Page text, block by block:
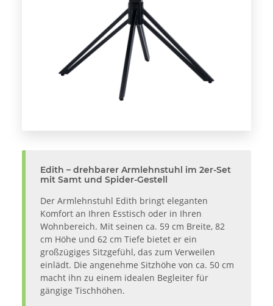
Edith – drehbarer Armlehnstuhl im 2er-Set
mit Samt und Spider-Gestell
Der Armlehnstuhl Edith bringt eleganten
Komfort an Ihren Esstisch oder in Ihren
Wohnbereich. Mit seinen ca. 59 cm Breite, 82
cm Höhe und 62 cm Tiefe bietet er ein
großzügiges Sitzgefühl, das zum Verweilen
einlädt. Die angenehme Sitzhöhe von ca. 50 cm
macht ihn zu einem idealen Begleiter für
gängige Tischhöhen.